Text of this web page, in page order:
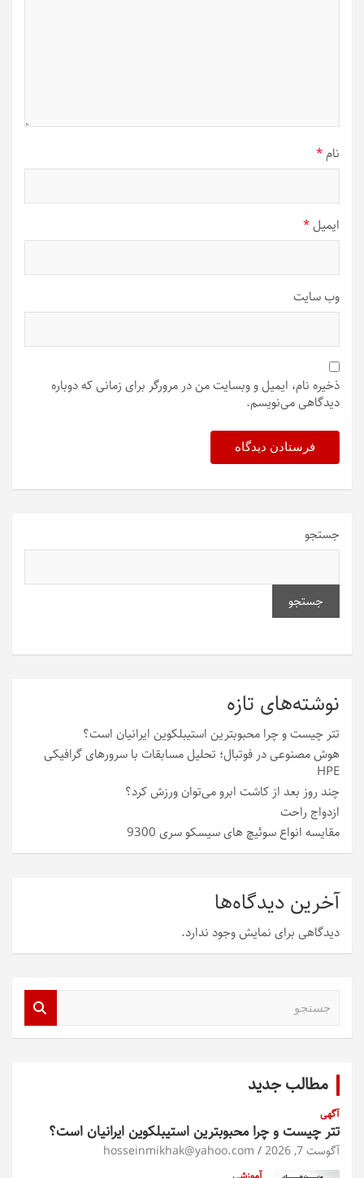
نام*
ایمیل*
وب‌ سایت
ذخیره نام، ایمیل و وبسایت من در مرورگر برای زمانی که دوباره
دیدگاهی می‌نویسم.
جستجو
جستجو
نوشته‌های تازه
تتر چیست و چرا محبوبترین استیبلکوین ایرانیان است؟
هوش مصنوعی در فوتبال؛ تحلیل مسابقات با سرورهای گرافیکی
HPE
چند روز بعد از کاشت ابرو می‌توان ورزش کرد؟
ازدواج راحت
مقایسه انواع سوئیچ های سیسکو سری 9300
آخرین دیدگاه‌ها
دیدگاهی برای نمایش وجود ندارد.
مطالب جدید
آگهی
تتر چیست و چرا محبوبترین استیبلکوین ایرانیان است؟
آگوست 7, 2026 hosseinmikhak@yahoo.com